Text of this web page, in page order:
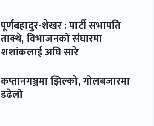
पूर्णबहादुर-शेखर : पार्टी सभापति
ताक्थे, विभाजनको संघारमा
शशांकलाई अघि सारे
कप्तानगञ्जमा झिल्को, गोलबजारमा
डढेलो